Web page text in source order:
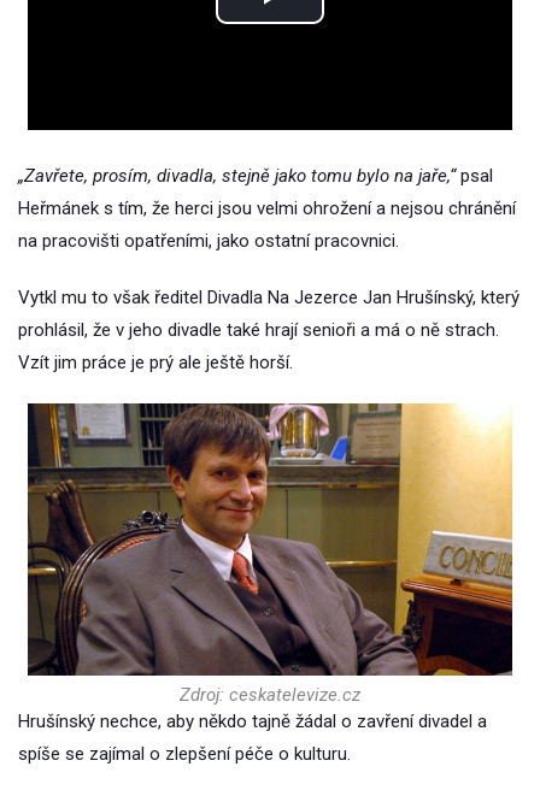
Play
„Zavřete, prosím, divadla, stejně jako tomu bylo na jaře,“psal
Heřmánek s tím, že herci jsou velmi ohrožení a nejsou chránění
na pracovišti opatřeními, jako ostatní pracovnici.
Vytkl mu to však ředitel Divadla Na Jezerce Jan Hrušínský, který
prohlásil, že v jeho divadle také hrají senioři a má o ně strach.
Vzít jim práce je prý ale ještě horší.
Zdroj: ceskatelevize.cz
Hrušínský nechce, aby někdo tajně žádal o zavření divadel a
spíše se zajímal o zlepšení péče o kulturu.